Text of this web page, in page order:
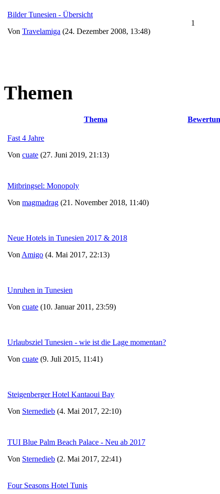
Bilder Tunesien - Übersicht
Von Travelamiga (24. Dezember 2008, 13:48)
1
Themen
Thema
Fast 4 Jahre
Von cuate (27. Juni 2019, 21:13)
Mitbringsel: Monopoly
Von magmadrag (21. November 2018, 11:40)
Neue Hotels in Tunesien 2017 & 2018
Von Amigo (4. Mai 2017, 22:13)
Unruhen in Tunesien
Von cuate (10. Januar 2011, 23:59)
Urlaubsziel Tunesien - wie ist die Lage momentan?
Von cuate (9. Juli 2015, 11:41)
Steigenberger Hotel Kantaoui Bay
Von Sternedieb (4. Mai 2017, 22:10)
TUI Blue Palm Beach Palace - Neu ab 2017
Von Sternedieb (2. Mai 2017, 22:41)
Four Seasons Hotel Tunis